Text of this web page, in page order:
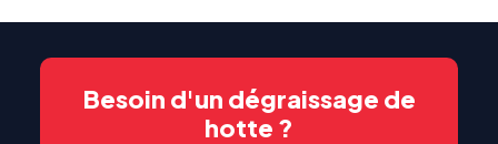
Besoin d'un dégraissage de
hotte ?